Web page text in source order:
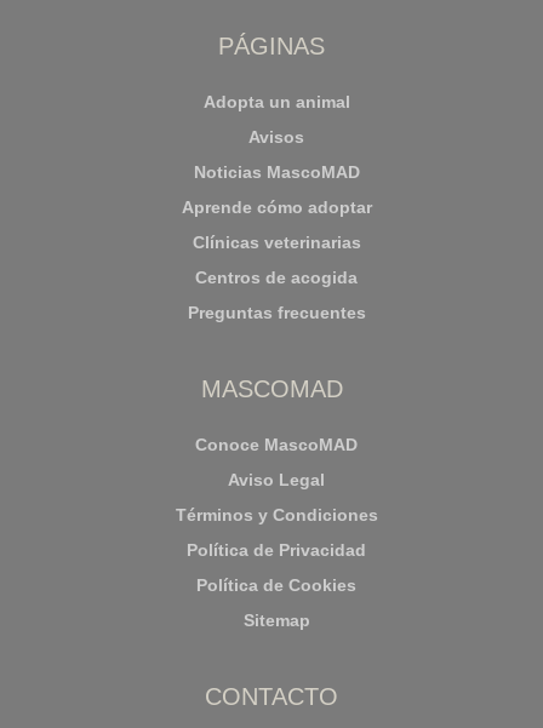
PÁGINAS
Adopta un animal
Avisos
Noticias MascoMAD
Aprende cómo adoptar
Clínicas veterinarias
Centros de acogida
Preguntas frecuentes
MASCOMAD
Conoce MascoMAD
Aviso Legal
Términos y Condiciones
Política de Privacidad
Política de Cookies
Sitemap
CONTACTO